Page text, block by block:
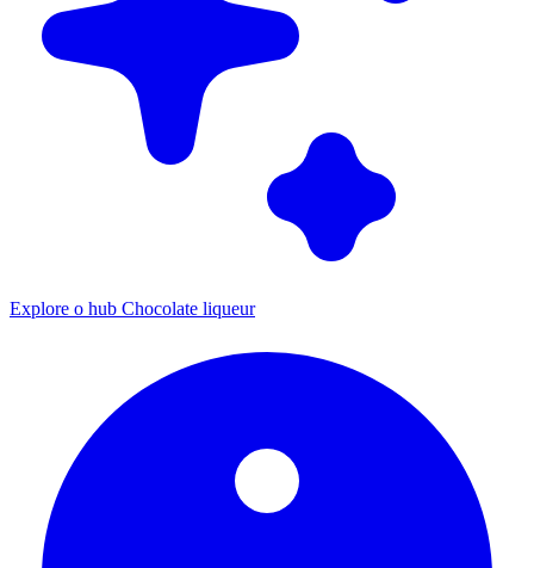
Explore o hub Chocolate liqueur